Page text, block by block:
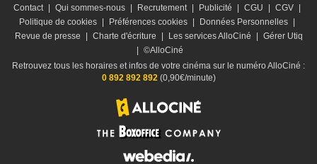
Contact Qui sommes-nous Recrutement Publicité CGU CGV
Politique de cookies
Préférences cookies Données Personnelles
Revue de presse
Charte d'écriture Les services AlloCiné
Gérer Utiq
©AlloCiné
Retrouvez tous les horaires et infos de votre cinéma sur le numéro AlloCiné :
0 892 892 892(0,90€/minute)